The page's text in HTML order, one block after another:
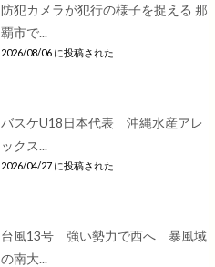
防犯カメラが犯行の様子を捉える 那
覇市で...
2026/08/06 に投稿された
バスケU18日本代表 沖縄水産アレ
ックス...
2026/04/27 に投稿された
台風13号 強い勢力で西へ 暴風域
の南大...